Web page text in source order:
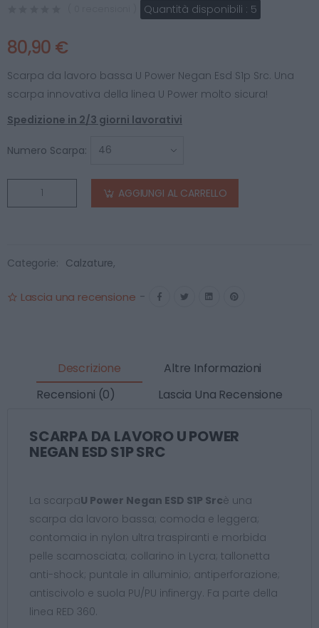
Quantità disponibili : 5
80,90 €
Scarpa da lavoro bassa U Power Negan Esd S1p Src. Una
scarpa innovativa della linea U Power molto sicura!
Spedizione in 2/3 giorni lavorativi
Numero Scarpa:
AGGIUNGI AL CARRELLO
Categorie: Calzature,
Lascia una recensione -
Descrizione
Altre Informazioni
Recensioni (0)
Lascia Una Recensione
SCARPA DA LAVORO U POWER
NEGAN ESD S1P SRC
La scarpaU Power Negan ESD S1P Srcè una
scarpa da lavoro bassa; comoda e leggera;
contomaia in nylon ultra traspiranti e morbida
pelle scamosciata; collarino in Lycra; tallonetta
anti-shock; puntale in alluminio; antiperforazione;
antiscivolo e suola PU/PU infinergy. Fa parte della
linea RED 360.